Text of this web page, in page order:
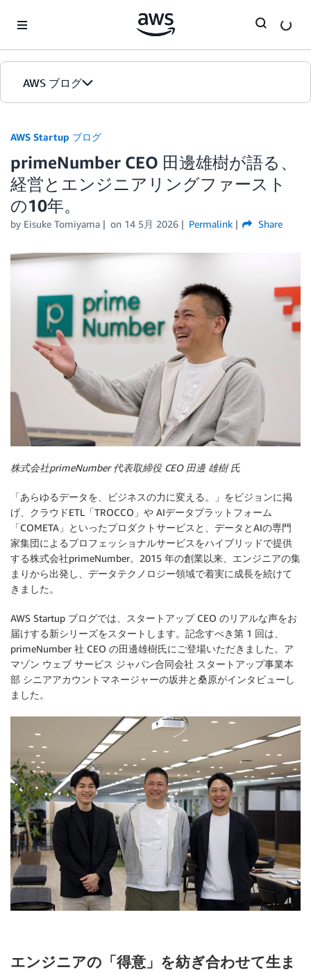
AWS ブログ
カテゴリ
エディション
AWS Startup ブログ
primeNumber CEO 田邊雄樹が語る、
経営とエンジニアリングファースト
の10年。
by Eisuke Tomiyama on 14 5月 2026 Permalink Share
株式会社primeNumber 代表取締役 CEO 田邊 雄樹 氏
「あらゆるデータを、ビジネスの力に変える。」をビジョンに掲
げ、クラウドETL「TROCCO」や AIデータプラットフォーム
「COMETA」といったプロダクトサービスと、データとAIの専門
家集団によるプロフェッショナルサービスをハイブリッドで提供
する株式会社primeNumber。2015 年の創業以来、エンジニアの集
まりから出発し、データテクノロジー領域で着実に成長を続けて
きました。
AWS Startup ブログでは、スタートアップ CEO のリアルな声をお
届けする新シリーズをスタートします。記念すべき第 1 回は、
primeNumber 社 CEO の田邊雄樹氏にご登場いただきました。ア
マゾン ウェブ サービス ジャパン合同会社 スタートアップ事業本
部 シニアアカウントマネージャーの坂井と桑原がインタビューし
ました。
エンジニアの「得意」を紡ぎ合わせて生ま